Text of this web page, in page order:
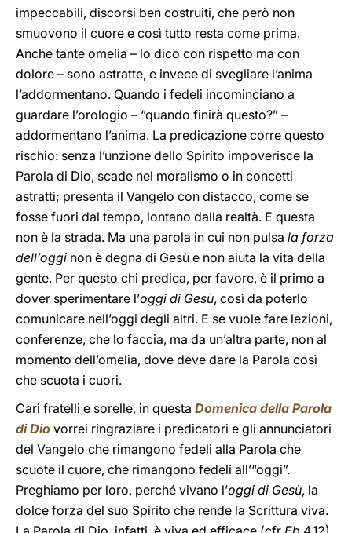
impeccabili, discorsi ben costruiti, che però non
smuovono il cuore e così tutto resta come prima.
Anche tante omelia – lo dico con rispetto ma con
dolore – sono astratte, e invece di svegliare l’anima
l’addormentano. Quando i fedeli incominciano a
guardare l’orologio – “quando finirà questo?” –
addormentano l’anima. La predicazione corre questo
rischio: senza l’unzione dello Spirito impoverisce la
Parola di Dio, scade nel moralismo o in concetti
astratti; presenta il Vangelo con distacco, come se
fosse fuori dal tempo, lontano dalla realtà. E questa
non è la strada. Ma una parola in cui non pulsa la forza
dell’oggi non è degna di Gesù e non aiuta la vita della
gente. Per questo chi predica, per favore, è il primo a
dover sperimentare l’oggi di Gesù, così da poterlo
comunicare nell’oggi degli altri. E se vuole fare lezioni,
conferenze, che lo faccia, ma da un’altra parte, non al
momento dell’omelia, dove deve dare la Parola così
che scuota i cuori.
Cari fratelli e sorelle, in questa Domenica della Parola
di Dio vorrei ringraziare i predicatori e gli annunciatori
del Vangelo che rimangono fedeli alla Parola che
scuote il cuore, che rimangono fedeli all’“oggi”.
Preghiamo per loro, perché vivano l’oggi di Gesù, la
dolce forza del suo Spirito che rende la Scrittura viva.